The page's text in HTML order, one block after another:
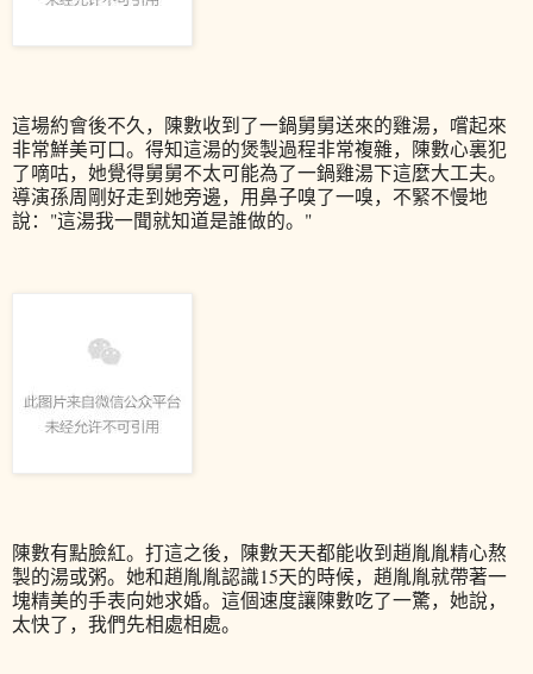
這場約會後不久，陳數收到了一鍋舅舅送來的雞湯，嚐起來
非常鮮美可口。得知這湯的煲製過程非常複雜，陳數心裏犯
了嘀咕，她覺得舅舅不太可能為了一鍋雞湯下這麼大工夫。
導演孫周剛好走到她旁邊，用鼻子嗅了一嗅，不緊不慢地
說："這湯我一聞就知道是誰做的。"
陳數有點臉紅。 打這之後，陳數天天都能收到趙胤胤精心熬
製的湯或粥。她和趙胤胤認識15天的時候，趙胤胤就帶著一
塊精美的手表向她求婚。這個速度讓陳數吃了一驚，她說，
太快了，我們先相處相處。